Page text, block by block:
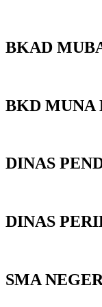
BKAD
BKD MUNA
DINAS
DINAS
SMA